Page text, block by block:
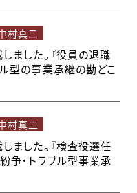
村真二
ました。『役員の退職
型の事業承継の勘どこ
村真二
ました。『検査役選任
・トラブル型事業承